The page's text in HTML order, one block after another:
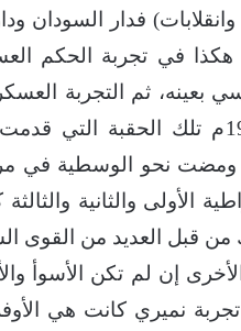
فدار السودان
بعينه، ثم التجربة
جاءت بملامح أيدولوجية (الحزب الشيوعي في مايو 1969م
نحو الوسطية في
الأولى والثانية
من قبل العديد من القوى
إن لم تكن الأسوأ
نميري كانت هي